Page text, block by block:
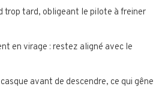
trop tard, obligeant le pilote à freiner
en virage : restez aligné avec le
avant de descendre, ce qui gêne